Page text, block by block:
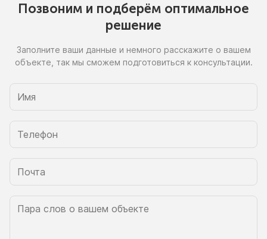
Позвоним и подберём оптимальное
решение
Заполните ваши данные и немного расскажите о вашем
объекте, так мы сможем подготовиться к консультации.